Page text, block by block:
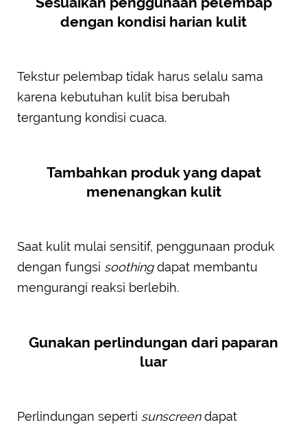
dengan kondisi harian kulit
Tekstur pelembap tidak harus selalu sama
karena kebutuhan kulit bisa berubah
tergantung kondisi cuaca.
Tambahkan produk yang dapat
menenangkan kulit
Saat kulit mulai sensitif, penggunaan produk
dengan fungsi soothingdapat membantu
mengurangi reaksi berlebih.
Gunakan perlindungan dari paparan
luar
Perlindungan seperti sunscreendapat